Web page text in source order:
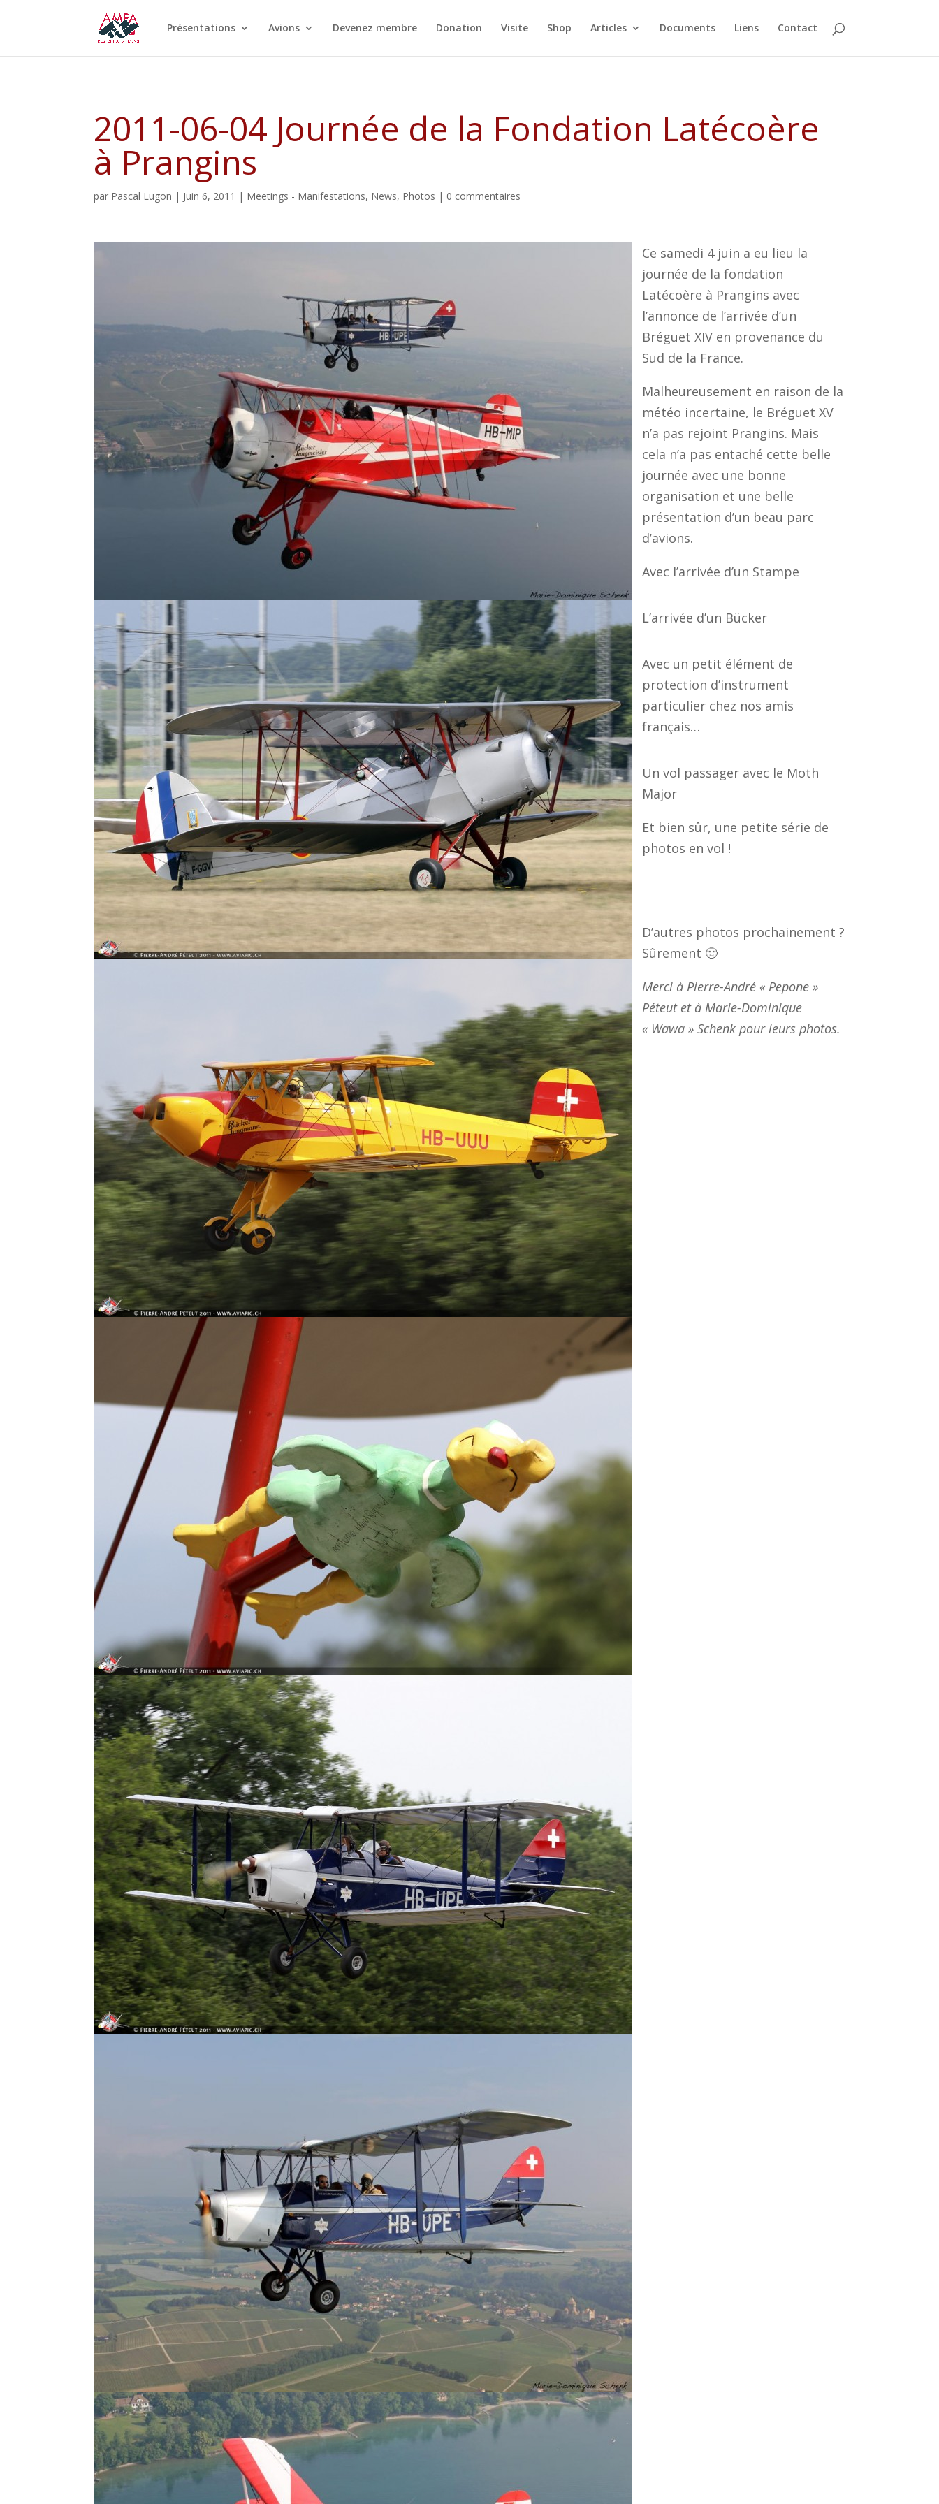
Présentations Avions Devenez membre Donation Visite Shop Articles Documents Liens Contact
2011-06-04 Journée de la Fondation Latécoère
à Prangins
par Pascal Lugon | Juin 6, 2011 | Meetings - Manifestations, News, Photos | 0 commentaires
Ce samedi 4 juin a eu lieu la
journée de la fondation
Latécoère à Prangins avec
l’annonce de l’arrivée d’un
Bréguet XIV en provenance du
Sud de la France.
Malheureusement en raison de la
météo incertaine, le Bréguet XV
n’a pas rejoint Prangins. Mais
cela n’a pas entaché cette belle
journée avec une bonne
organisation et une belle
présentation d’un beau parc
d’avions.
Avec l’arrivée d’un Stampe
L’arrivée d’un Bücker
Avec un petit élément de
protection d’instrument
particulier chez nos amis
français…
Un vol passager avec le Moth
Major
Et bien sûr, une petite série de
photos en vol !
D’autres photos prochainement ?
Sûrement 🙂
Merci à Pierre-André « Pepone »
Péteut et à Marie-Dominique
« Wawa » Schenk pour leurs photos.